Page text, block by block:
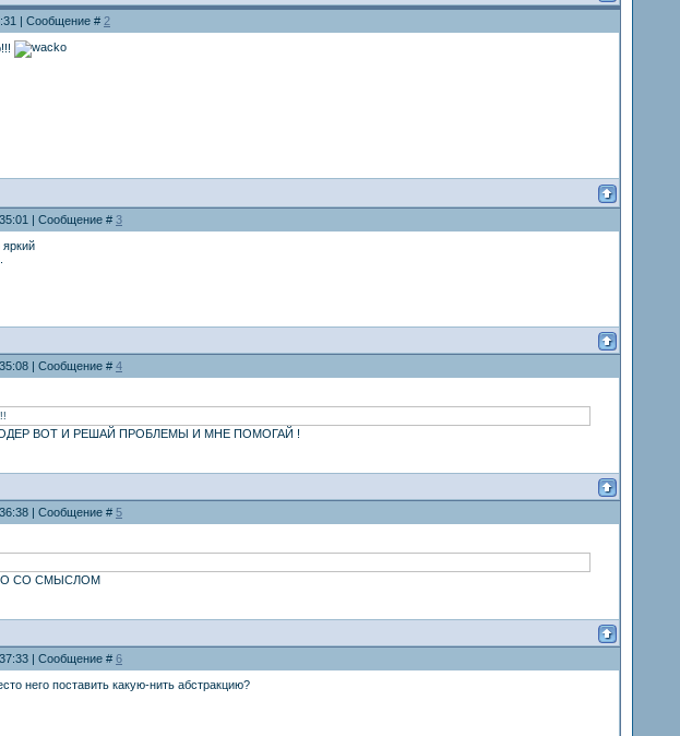
| Сообщение # 2
| Сообщение # 3
| Сообщение # 4
ВОТ И РЕШАЙ ПРОБЛЕМЫ И МНЕ ПОМОГАЙ !
| Сообщение # 5
СО СМЫСЛОМ
| Сообщение # 6
него поставить какую-нить абстракцию?